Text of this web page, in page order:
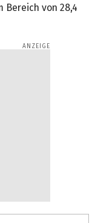
Bereich von 28,4